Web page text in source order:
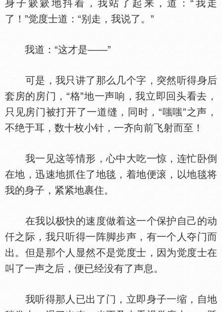
身子簌簌地抖着，我站了起来，道：“我走
了！”觉度士道：“别走，我说了。”
我道：“这才是——”
可是，我只讲了那么几个字，突然听得身后
套房的房门，“格”地一声响，我立即回头看去，
只见房门被打开了一道缝，同时，“嗤嗤”之声，
不绝于耳，数十枚小针，一齐向前飞射而至！
我一见这等情形，心中大吃一惊，连忙卧倒
在地，迅速地抓住了地毯，着地便滚，以地毯将
我的身子，紧紧地裹住。
在我以极快的速度做着这一个保护自己的动
仟之际，我只听得一阵脚步声，有一个人夺门而
出。但是那个人显然不是觉度士，因为觉度士在
叫了一声之后，便已经没有了声息。
我听得那人已出了门，立即身子一缩，自地